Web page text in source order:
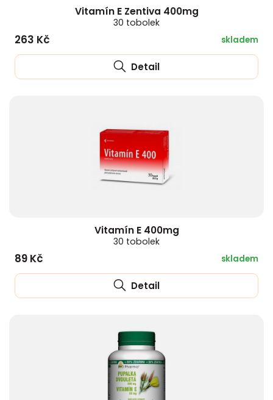
Vitamín E Zentiva 400mg
30 tobolek
263 Kč skladem
Detail
Vitamín E 400mg
30 tobolek
89 Kč skladem
Detail